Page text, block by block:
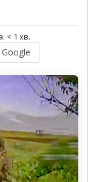
< 1 хв.